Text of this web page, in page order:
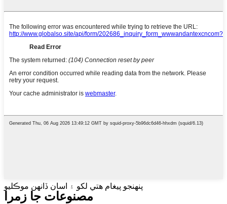
پنهنجو پيغام هتي لکو ۽ اسان ڏانهن موڪليو
مصنوعات جا زمرا